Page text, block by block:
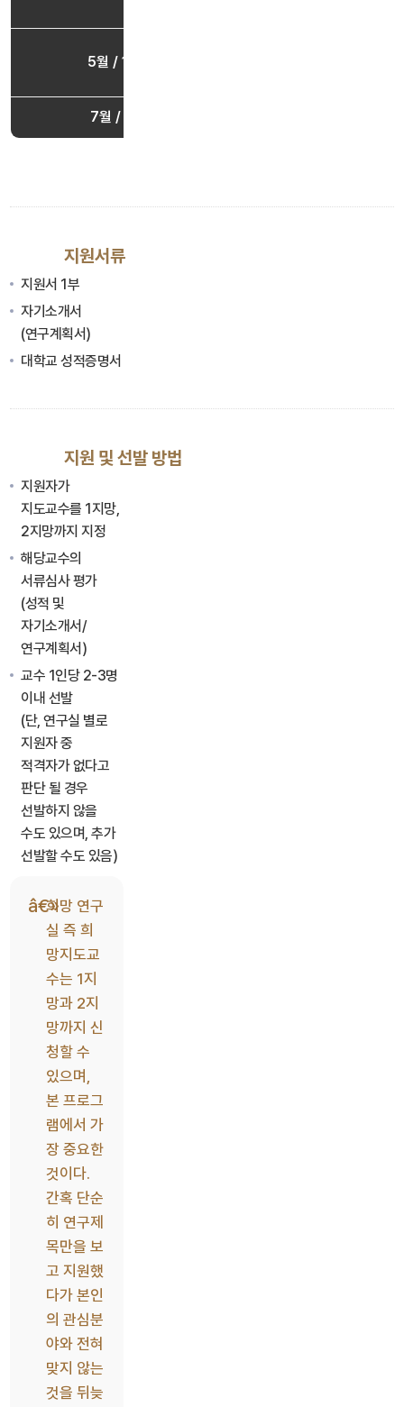
5월 / 11월
7월 / 1월
지원서류
지원서 1부
자기소개서
(연구계획서)
대학교 성적증명서
지원 및 선발 방법
지원자가
지도교수를 1지망,
2지망까지 지정
해당교수의
서류심사 평가
(성적 및
자기소개서/
연구계획서)
교수 1인당 2-3명
이내 선발
(단, 연구실 별로
지원자 중
적격자가 없다고
판단 될 경우
선발하지 않을
수도 있으며, 추가
선발할 수도 있음)
희망 연구
실 즉 희
망지도교
수는 1지
망과 2지
망까지 신
청할 수
있으며,
본 프로그
램에서 가
장 중요한
것이다.
간혹 단순
히 연구제
목만을 보
고 지원했
다가 본인
의 관심분
야와 전혀
맞지 않는
것을 뒤늦